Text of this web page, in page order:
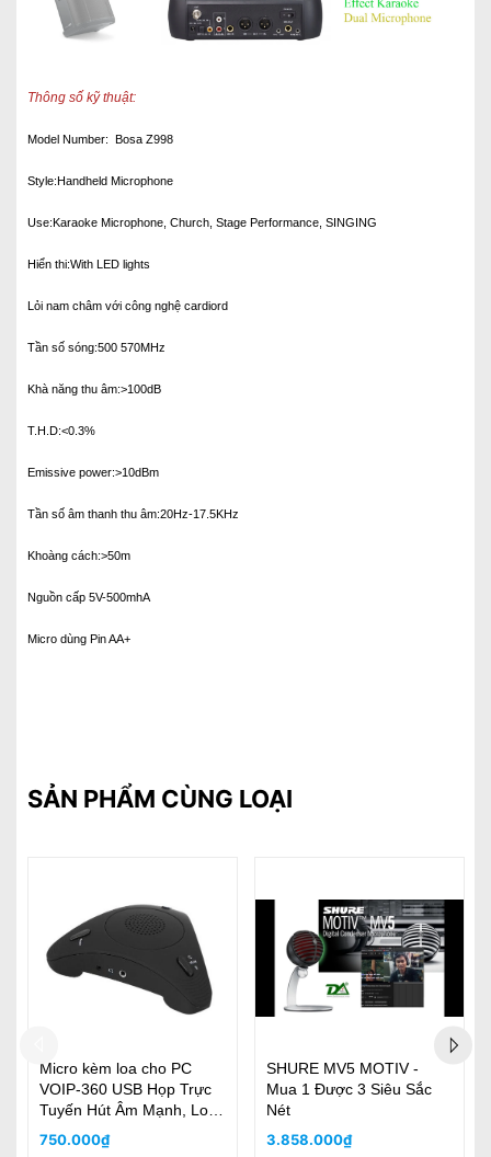
Thông số kỹ thuật:
Model Number: Bosa Z998
Style:Handheld Microphone
Use:Karaoke Microphone, Church, Stage Performance, SINGING
Hiển thi:With LED lights
Lỏi nam châm với công nghệ cardiord
Tần số sóng:500 570MHz
Khà năng thu âm:>100dB
T.H.D:<0.3%
Emissive power:>10dBm
Tần số âm thanh thu âm:20Hz-17.5KHz
Khoàng cách:>50m
Nguồn cấp 5V-500mhA
Micro dùng Pin AA+
SẢN PHẨM CÙNG LOẠI
Presonus Revelator
4.790.000₫
beyerdynamic PHONUM,
Âm thanh hoàn hảo và ghi
âm giọng nói tối ưu "HỌP
TRỰC TUYẾN"
9.200.000₫